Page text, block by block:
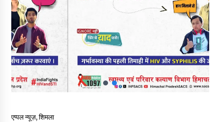
चंबा में बड़ा बस सड़क हादसा, 3 की मौत कई गंभीर घायल, बैरागढ़ से चंबा आ
रही थी निजी बस शर्मा कोच
08/08/2026
चौपाल विधायक पर BDC सदस्य राजेश रढाइक का तीखा हमला, मांगा
08/08/2026
एप्पल न्यूज़, शिमला